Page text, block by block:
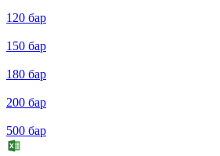
120 бар
150 бар
180 бар
200 бар
500 бар